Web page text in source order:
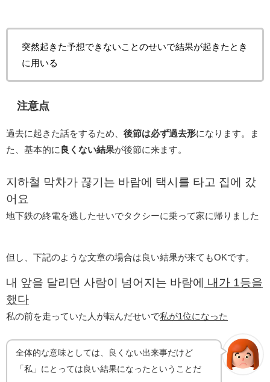
突然起きた予想できないことのせいで結果が起きたとき
に用いる
注意点
過去に起きた話をするため、 後節は必ず過去形になります。ま
た、基本的に 良くない結果が後節に来ます。
지하철 막차가 끊기는 바람에 택시를 타고 집에 갔
어요
地下鉄の終電を逃したせいでタクシーに乗って家に帰りました
但し、下記のような文章の場合は良い結果が来てもOKです。
내 앞을 달리던 사람이 넘어지는 바람에
내가 1등을
했다
私の前を走っていた人が転んだせいで私が1位になった
全体的な意味としては、良くない出来事だけど
「私」にとっては良い結果になったということだ